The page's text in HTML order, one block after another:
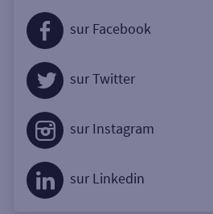
sur Facebook
sur Twitter
sur Instagram
sur Linkedin